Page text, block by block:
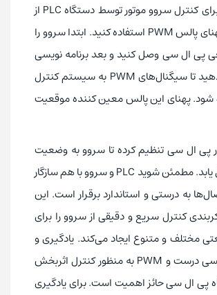
ارائه می‌شود. برای کنترل سروو موتور توسط دستگاه PLC از
مدولاسیون پهنای پالس PWM استفاده کنید. ابتدا سروو را
پی ال سی وصل کنید و بعد برنامه نویسی
PLC را انجام دهید تا سیگنال‌های PWM به سیستم کنترل
شود. پهنای این پالس معین کننده موقعیت
پی ال سی تنظیم کرده تا سروو به وضعیت
مورد نظر انتقال یابد. مطمئن شوید PLC و سروو با هم سازگار
به درستی و استاندارد برقرار است. این
کنترل سریع و دقیقی از سروو را برای
مختلف و متنوع ایجاد می‌کند. یادگیری و
درک برنامه نویسی درست و PWM به منظور کنترل اثربخش
پی ال سی حائز اهمیت است. برای یادگیری